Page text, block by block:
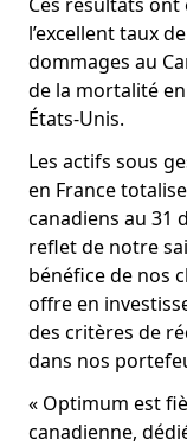
l’excellent taux
dommages au
de la mortalité
États-Unis.
Les actifs sous
en France
canadiens au 31
reflet de notre
bénéfice de nos
offre en
des critères de
dans nos
« Optimum est
canadienne,